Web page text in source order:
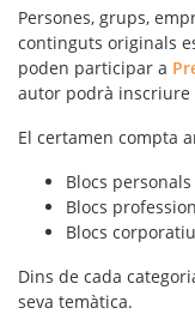
Persones, grups,
continguts originals
poden participar a
autor podrà inscriure
El certamen compta
Blocs personals
Blocs
Blocs
Dins de cada
seva temàtica.